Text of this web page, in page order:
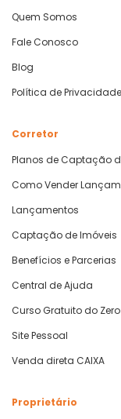
Quem Somos
Fale Conosco
Blog
Política de Privacidade
Corretor
Planos de Captação
Como Vender
Lançamentos
Captação de Imóveis
Benefícios e Parcerias
Central de Ajuda
Curso Gratuito do
Site Pessoal
Venda direta CAIXA
Proprietário